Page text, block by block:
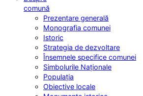
comună
Prezentare generală
Monografia comunei
Istoric
Strategia de dezvoltare
Însemnele specifice comunei
Simbolurile Naționale
Populația
Obiective locale